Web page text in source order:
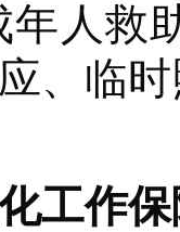
救助
、临
工作